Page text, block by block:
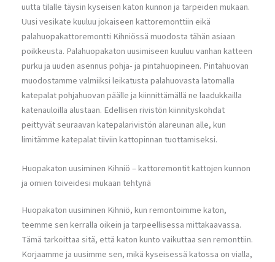
uutta tilalle täysin kyseisen katon kunnon ja tarpeiden mukaan.
Uusi vesikate kuuluu jokaiseen kattoremonttiin eikä
palahuopakattoremontti Kihniössä muodosta tähän asiaan
poikkeusta. Palahuopakaton uusimiseen kuuluu vanhan katteen
purku ja uuden asennus pohja- ja pintahuopineen. Pintahuovan
muodostamme valmiiksi leikatusta palahuovasta latomalla
katepalat pohjahuovan päälle ja kiinnittämällä ne laadukkailla
katenauloilla alustaan. Edellisen rivistön kiinnityskohdat
peittyvät seuraavan katepalarivistön alareunan alle, kun
limitämme katepalat tiiviin kattopinnan tuottamiseksi.
Huopakaton uusiminen Kihniö – kattoremontit kattojen kunnon
ja omien toiveidesi mukaan tehtynä
Huopakaton uusiminen Kihniö, kun remontoimme katon,
teemme sen kerralla oikein ja tarpeellisessa mittakaavassa.
Tämä tarkoittaa sitä, että katon kunto vaikuttaa sen remonttiin.
Korjaamme ja uusimme sen, mikä kyseisessä katossa on vialla,